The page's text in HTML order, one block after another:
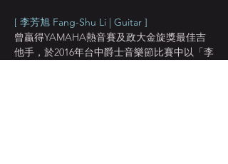
[ 李芳旭 Fang-Shu Li | Guitar ]
曾贏得YAMAHA熱音賽及政大金旋獎最佳吉
他手，於2016年台中爵士音樂節比賽中以「李